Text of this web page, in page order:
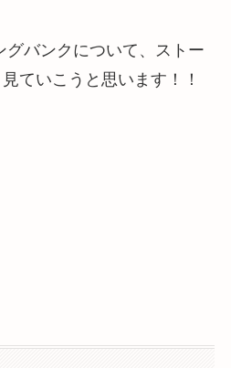
グバンクについて、ストー
ていこうと思います！！